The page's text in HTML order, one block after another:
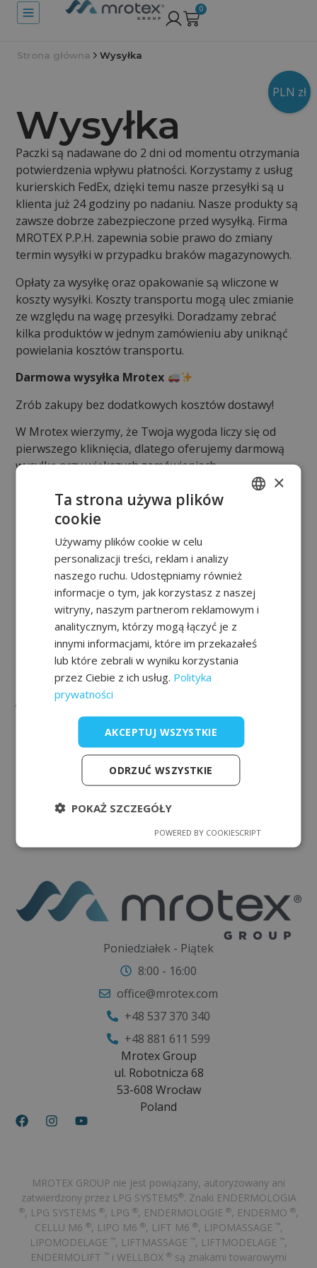
0
Strona główna Wysyłka
Wysyłka
Paczki są nadawane do 2 dni od momentu otrzymania
potwierdzenia wpływu płatności. Korzystamy z usług
kurierskich FedEx, dzięki temu nasze przesyłki są u
klienta już 24 godziny po nadaniu. Nasze produkty są
zawsze dobrze zabezpieczone przed wysyłką. Firma
MROTEX P.P.H. zapewnia sobie prawo do zmiany
termin wysyłki w przypadku braków magazynowych.
Opłaty za wysyłkę oraz opakowanie są wliczone w
koszty wysyłki. Koszty transportu mogą ulec zmianie
ze względu na wagę przesyłki. Doradzamy zebrać
kilka produktów w jednym zamówieniu aby uniknąć
powielania kosztów transportu.
Darmowa wysyłka Mrotex
Zrób zakupy bez dodatkowych kosztów dostawy!
W Mrotex wierzymy, że Twoja wygoda liczy się od
pierwszego kliknięcia, dlatego oferujemy darmową
wysyłkę przy większych zamówieniach.
Darmowa dostawa od 200 zł
Unia Europejska
Darmowa dostawa od 250 zł / 62,50 €
Cały świat
Darmowa dostawa od 400 zł / 100 €
Nie przepłacaj za transport – zainwestuj w swoje
produkty, a dostawę otrzymasz od nas w prezencie!
* Pamiętaj, aby upewnić się, że darmowa wysyłka została
automatycznie dodana w koszyku. W niektórych
regionach promocja może nie obowiązywać – w takim
przypadku zapraszamy do indywidualnego kontaktu z
naszym zespołem.
Poniedziałek - Piątek
8:00 - 16:00
office@mrotex.com
+48 537 370 340
+48 881 611 599
Mrotex Group
ul. Robotnicza 68
53-608 Wrocław
Poland
MROTEX GROUP nie jest powiązany, autoryzowany ani
zatwierdzony przez LPG SYSTEMS®. Znaki ENDERMOLOGIA
®, LPG SYSTEMS ®, LPG ®, ENDERMOLOGIE ®, ENDERMO ®,
CELLU M6 ®, LIPO M6 ®, LIFT M6 ®, LIPOMASSAGE ™,
LIPOMODELAGE ™, LIFTMASSAGE ™, LIFTMODELAGE ™,
ENDERMOLIFT ™ i WELLBOX ® są znakami towarowymi
PLN zł
×
Ta strona używa plików
cookie
Używamy plików cookie w celu
personalizacji treści, reklam i analizy
naszego ruchu. Udostępniamy również
informacje o tym, jak korzystasz z naszej
witryny, naszym partnerom reklamowym i
analitycznym, którzy mogą łączyć je z
innymi informacjami, które im przekazałeś
lub które zebrali w wyniku korzystania
przez Ciebie z ich usług. Polityka
prywatności
AKCEPTUJ WSZYSTKIE
ODRZUĆ WSZYSTKIE
POKAŻ SZCZEGÓŁY
POWERED BY COOKIESCRIPT